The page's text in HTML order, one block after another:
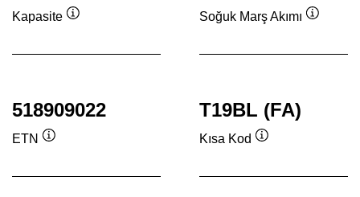
Kapasite
Soğuk Marş Akımı
518909022
ETN
T19BL (FA)
Kısa Kod